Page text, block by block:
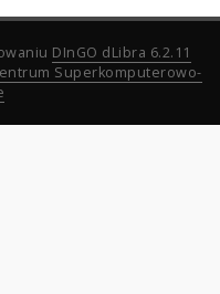
DInGO dLibra 6.2.11
Superkomputerowo-